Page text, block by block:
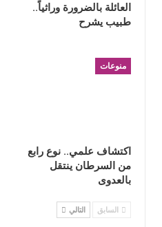
العائلة بالضرورة وراثياً..
طبيب يشرح
منوعات
اكتشاف علمي.. نوع رابع
من السرطان ينتقل
بالعدوى
السابق التالي